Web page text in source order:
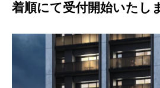
着順にて受付開始いたし